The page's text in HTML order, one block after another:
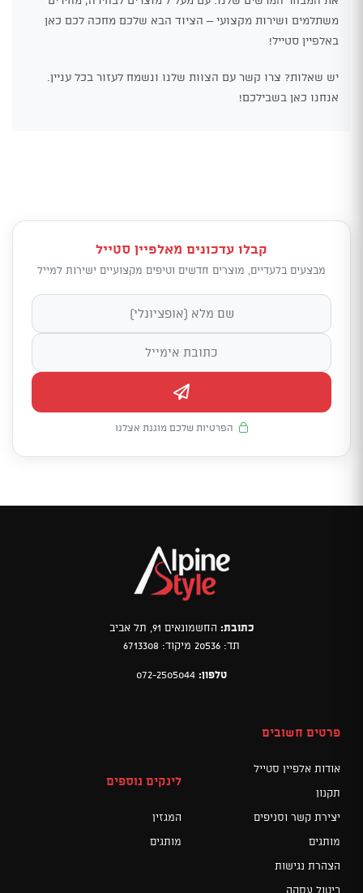
משתלמים ושירות מקצועי – הציוד הבא שלכם מחכה לכם כאן
באלפיין סטייל!
יש שאלות? צרו קשר עם הצוות שלנו ונשמח לעזור בכל עניין.
אנחנו כאן בשבילכם!
קבלו עדכונים מאלפיין סטייל
מבצעים בלעדיים, מוצרים חדשים וטיפים מקצועיים ישירות למייל
הפרטיות שלכם מוגנת אצלנו
כתובת: החשמונאים 91, תל אביב
תד: 20536 מיקוד: 6713308
טלפון: 072-2505044
פרטים חשובים
אודות אלפיין סטייל
תקנון
יצירת קשר וסניפים
מותגים
הצהרת נגישות
ביטול עסקה
לינקים נוספים
המגזין
מותגים